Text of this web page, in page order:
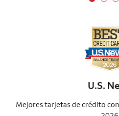
U.S.
Mejores tarjetas de crédito